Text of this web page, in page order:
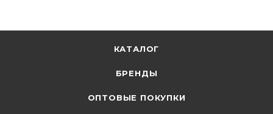
КАТАЛОГ
БРЕНДЫ
ОПТОВЫЕ ПОКУПКИ